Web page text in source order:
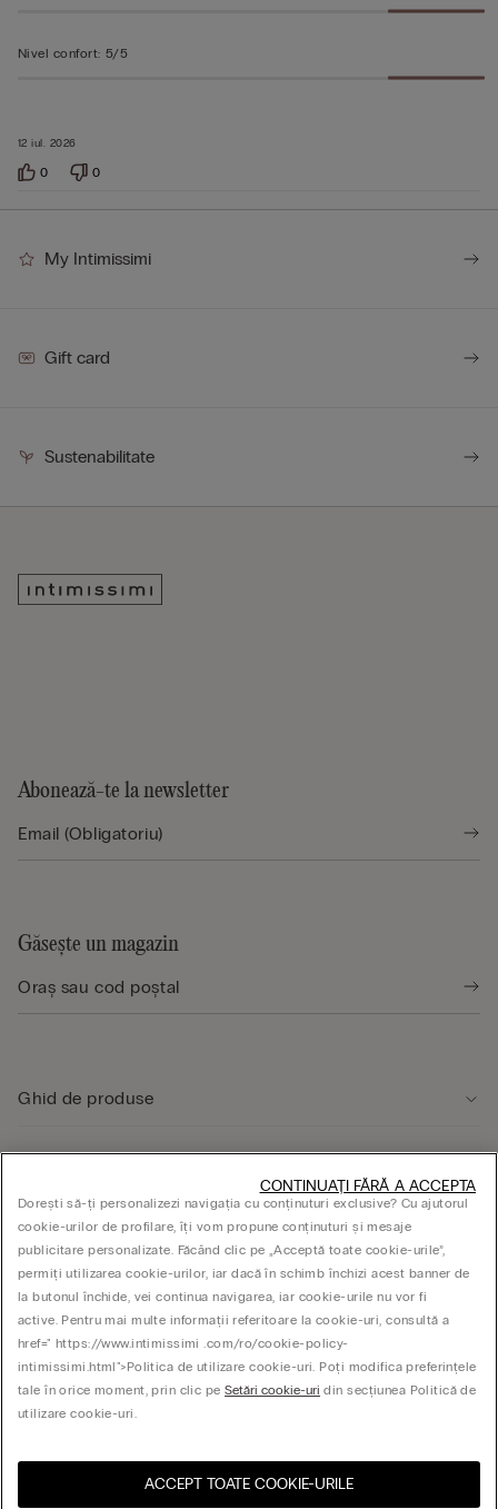
Selectați dimensiunea
12 iul. 2026
Nivel confort: 5/5
0 0
My Intimissimi
Gift card
Sustenabilitate
Abonează-te la newsletter
Găsește un magazin
Ghid de produse
ASPECTE JURIDICE
Companie
© CALZEDONIA SpA, Via Monte Baldo, 20 - 37062 - Dossobuono di Villafranca (VR) -
Dorești să-ți personalizezi navigația cu conținuturi exclusive? Cu ajutorul
cookie-urilor de profilare, îți vom propune conținuturi și mesaje
publicitare personalizate. Făcând clic pe „Acceptă toate cookie-urile”,
permiți utilizarea cookie-urilor, iar dacă în schimb închizi acest banner de
la butonul închide, vei continua navigarea, iar cookie-urile nu vor fi
active. Pentru mai multe informații referitoare la cookie-uri, consultă a
href=" https://www.intimissimi .com/ro/cookie-policy-
intimissimi.html">Politica de utilizare cookie-uri. Poți modifica preferințele
tale în orice moment, prin clic peSetări cookie-uri din secțiunea Politică de
utilizare cookie-uri.
ACCEPT TOATE COOKIE-URILE
CONTINUAȚI FĂRĂ A ACCEPTA